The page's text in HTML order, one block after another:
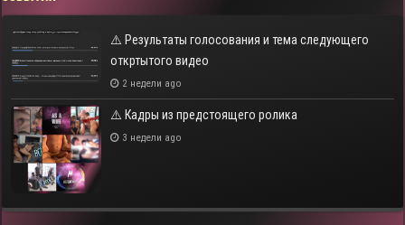
⚠️ Результаты голосования и тема следующего
откртытого видео
2 недели ago
⚠️ Кадры из предстоящего ролика
3 недели ago